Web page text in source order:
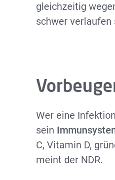
gleichzeitig
schwer
Wer eine
sein
C, Vitamin D,
meint der NDR.